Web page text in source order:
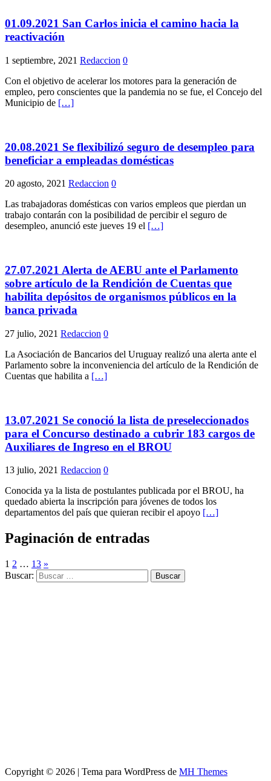
01.09.2021 San Carlos inicia el camino hacia la
reactivación
1 septiembre, 2021 Redaccion 0
Con el objetivo de acelerar los motores para la generación de
empleo, pero conscientes que la pandemia no se fue, el Concejo del
Municipio de […]
20.08.2021 Se flexibilizó seguro de desempleo para
beneficiar a empleadas domésticas
20 agosto, 2021 Redaccion 0
Las trabajadoras domésticas con varios empleos que pierdan un
trabajo contarán con la posibilidad de percibir el seguro de
desempleo, anunció este jueves 19 el […]
27.07.2021 Alerta de AEBU ante el Parlamento
sobre artículo de la Rendición de Cuentas que
habilita depósitos de organismos públicos en la
banca privada
27 julio, 2021 Redaccion 0
La Asociación de Bancarios del Uruguay realizó una alerta ante el
Parlamento sobre la inconveniencia del artículo de la Rendición de
Cuentas que habilita a […]
13.07.2021 Se conoció la lista de preseleccionados
para el Concurso destinado a cubrir 183 cargos de
Auxiliares de Ingreso en el BROU
13 julio, 2021 Redaccion 0
Conocida ya la lista de postulantes publicada por el BROU, ha
quedado abierta la inscripción para jóvenes de todos los
departamentos del país que quieran recibir el apoyo […]
Paginación de entradas
1 2 … 13 »
Buscar:
Copyright © 2026 | Tema para WordPress de MH Themes